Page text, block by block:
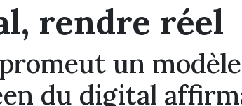
rendre réel
un modèle
du digital